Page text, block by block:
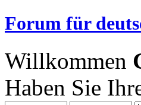
Forum für
Willkommen
Haben Sie